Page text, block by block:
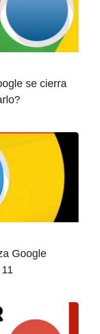
se cierra
Google